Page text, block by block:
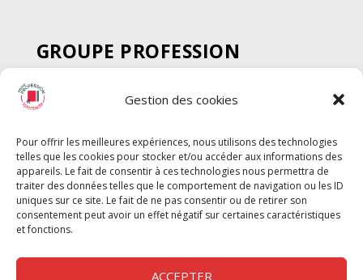
Gestion des cookies
Pour offrir les meilleures expériences, nous utilisons des technologies
telles que les cookies pour stocker et/ou accéder aux informations des
appareils. Le fait de consentir à ces technologies nous permettra de
traiter des données telles que le comportement de navigation ou les ID
uniques sur ce site. Le fait de ne pas consentir ou de retirer son
consentement peut avoir un effet négatif sur certaines caractéristiques
et fonctions.
ACCEPTER
GROUPE PROFESSION
SPECTACLE
Chèque Intermittents
Chèque Compta
Chèque Emploi Spectacle
G-Pods
Profession Audio-visuel